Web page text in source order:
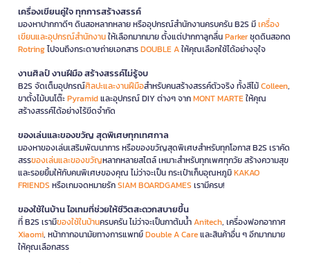
เครื่องเขียนคู่ใจ ทุกการสร้างสรรค์
มองหาปากกาดีๆ ดินสอหลากหลาย หรืออุปกรณ์สำนักงานครบครัน B2S มีเครื่อง
เขียนและอุปกรณ์สำนักงานให้เลือกมากมาย ตั้งแต่ปากกาลูกลื่นParkerชุดดินสอกด
Rotringไปจนถึงกระดาษถ่ายเอกสารDOUBLE Aให้คุณเลือกใช้ได้อย่างจุใจ
งานศิลป์ งานฝีมือ สร้างสรรค์ไม่รู้จบ
B2S จัดเต็มอุปกรณ์ศิลปะและงานฝีมือสำหรับคนสร้างสรรค์ตัวจริง ทั้งสีไม้Colleen,
ขาตั้งไม้บนโต๊ะPyramidและอุปกรณ์ DIY ต่างๆ จากMONT MARTEให้คุณ
สร้างสรรค์ได้อย่างไร้ขีดจำกัด
ของเล่นและของขวัญ สุดพิเศษทุกเทศกาล
มองหาของเล่นเสริมพัฒนาการ หรือของขวัญสุดพิเศษสำหรับทุกโอกาส B2S เราคัด
สรรของเล่นและของขวัญหลากหลายสไตล์ เหมาะสำหรับทุกเพศทุกวัย สร้างความสุข
และรอยยิ้มให้กับคนพิเศษของคุณ ไม่ว่าจะเป็น กระเป๋าเก็บอุณหภูมิKAKAO
FRIENDS หรือเกมจดหมายรักSIAM BOARDGAMES เรามีครบ!
ของใช้ในบ้าน ไอเทมที่ช่วยให้ชีวิตสะดวกสบายขึ้น
ที่ B2S เรามีของใช้ในบ้านครบครัน ไม่ว่าจะเป็นกาต้มน้ำAnitech, เครื่องฟอกอากาศ
Xiaomi, หน้ากากอนามัยทางการแพทย์Double A Careและสินค้าอื่น ๆ อีกมากมาย
ให้คุณเลือกสรร